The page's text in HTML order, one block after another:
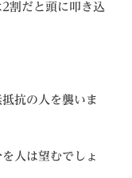
割だと頭に叩き込
抗の人を襲いま
人は望むでしょ